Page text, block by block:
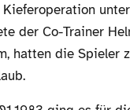
der Co-Trainer
hatten die Spieler